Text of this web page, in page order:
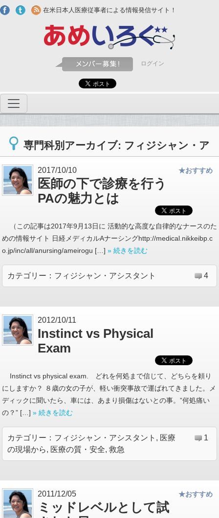
Skip to main content
在米日本人医療従事者による情報発信サイト！
ログイン
専門科別アーカイブ: フィジシャン・ア
シスタント
2017/10/10
医師の下で診療を行う
PAの魅力とは
★おすすめ
（この記事は2017年9月13日に 活動的な高度な自律的なナースのた
めの情報サイト 日経メディカルAナーシングhttp://medical.nikkeibp.c
o.jp/inc/all/anursing/ameirogu […] » 続きを読む
カテゴリー： フィジシャン・アシスタント 4
2012/10/11
Instinct vs Physical
Exam
Instinct vs physical exam. どれを何処まで信じて、どちらを頼り
にしますか？ ８歳の女の子が、軽い衝突事故で運ばれてきました。メ
ディックに聞いたら、車には、あまり損傷はないとの事。”何処痛い
の？” […] » 続きを読む
カテゴリー： フィジシャン・アシスタント , 医療
の現場から, 医療の質・安全, 救急
1
2011/12/05
ミッドレベルとして試
★おすすめ